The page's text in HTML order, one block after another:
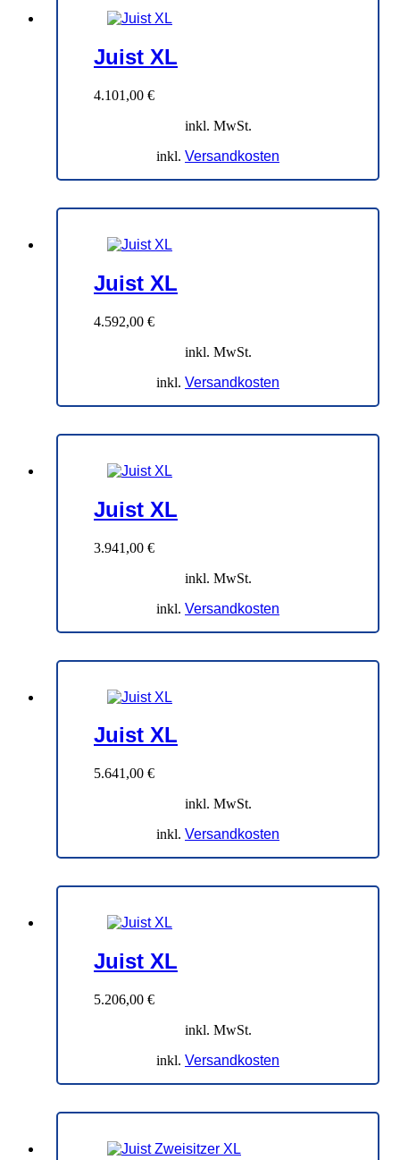
Juist XL
4.101,00 €
inkl. MwSt.
inkl. Versandkosten
Juist XL
4.592,00 €
inkl. MwSt.
inkl. Versandkosten
Juist XL
3.941,00 €
inkl. MwSt.
inkl. Versandkosten
Juist XL
5.641,00 €
inkl. MwSt.
inkl. Versandkosten
Juist XL
5.206,00 €
inkl. MwSt.
inkl. Versandkosten